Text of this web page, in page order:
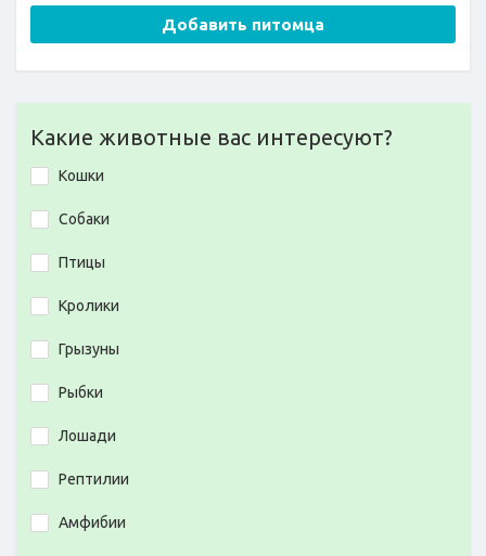
Добавить питомца
Какие животные вас интересуют?
Кошки
Собаки
Птицы
Кролики
Грызуны
Рыбки
Лошади
Рептилии
Амфибии